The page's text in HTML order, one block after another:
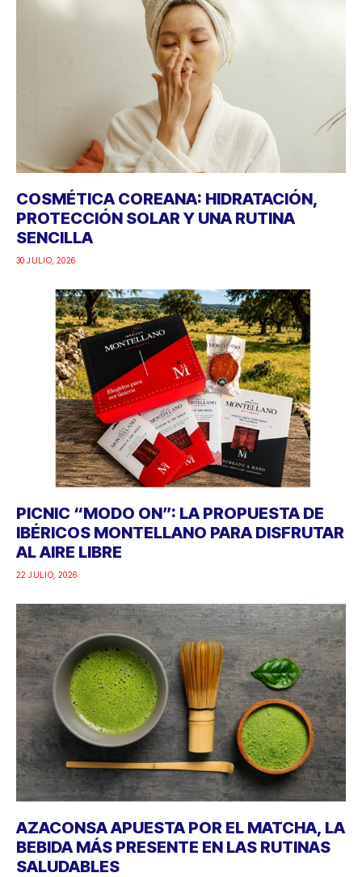
COSMÉTICA COREANA: HIDRATACIÓN,
PROTECCIÓN SOLAR Y UNA RUTINA
SENCILLA
30 JULIO, 2026
PICNIC “MODO ON”: LA PROPUESTA DE
IBÉRICOS MONTELLANO PARA DISFRUTAR
AL AIRE LIBRE
22 JULIO, 2026
AZACONSA APUESTA POR EL MATCHA, LA
BEBIDA MÁS PRESENTE EN LAS RUTINAS
SALUDABLES